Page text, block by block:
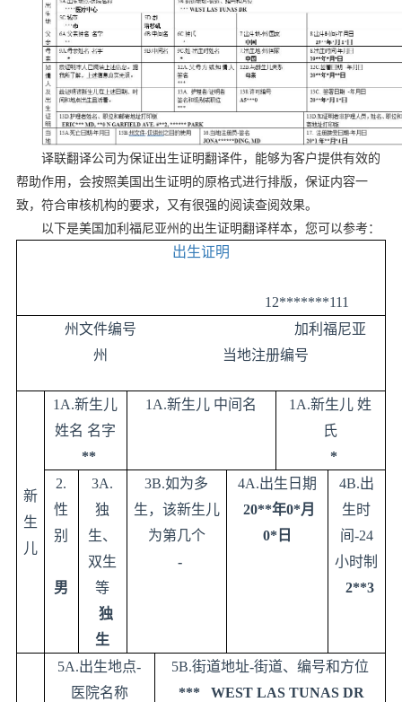
译联翻译公司为保证出生证明翻译件，能够为客户提供有效的
帮助作用，会按照美国出生证明的原格式进行排版，保证内容一
致，符合审核机构的要求，又有很强的阅读查阅效果。
以下是美国加利福尼亚州的出生证明翻译样本，您可以参考：
出生证明
12*******111
州文件编号
加利福尼亚
州
当地注册编号
新
生
儿
1A.新生儿
姓名 名字
**
1A.新生儿 中间名 1A.新生儿 姓
氏
*
2.
性
别
男
3A.
独
生、
双生
等
独
生
3B.如为多
生，该新生儿
为第几个
-
4A.出生日期
20**年0*月
0* 日
4B.出
生时
间-24
小时制
2**3
5A.出生地点-
医院名称
5B.街道地址-街道、编号和方位
*** WEST LAS TUNAS DR